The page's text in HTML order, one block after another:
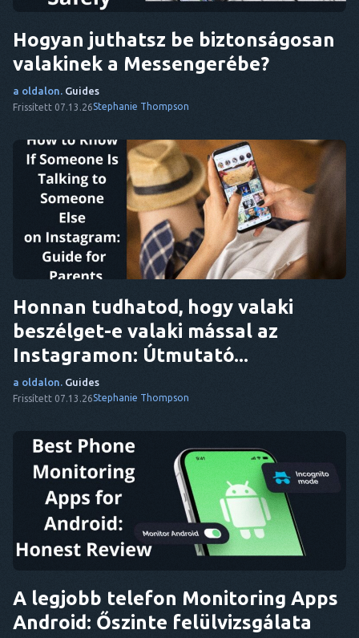
BG
CS
FR
NL
TR
Ő
Hogyan juthatsz be biztonságosan
valakinek a Messengerébe?
a oldalon. Guides
Frissített 07.13.26Stephanie Thompson
Honnan tudhatod, hogy valaki
beszélget-e valaki mással az
Instagramon: Útmutató...
a oldalon. Guides
Frissített 07.13.26Stephanie Thompson
A legjobb telefon Monitoring Apps
Android: Őszinte felülvizsgálata